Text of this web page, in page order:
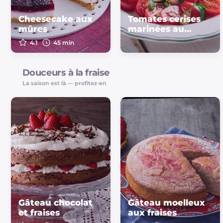
Cheesecake aux
mûres
4.1 45 min
Tomates cerises
marinées au
basilic
Douceurs à la fraise
La saison est là — profitez-en
Gâteau chocolat
et fraises
Gâteau moelleux
aux fraises